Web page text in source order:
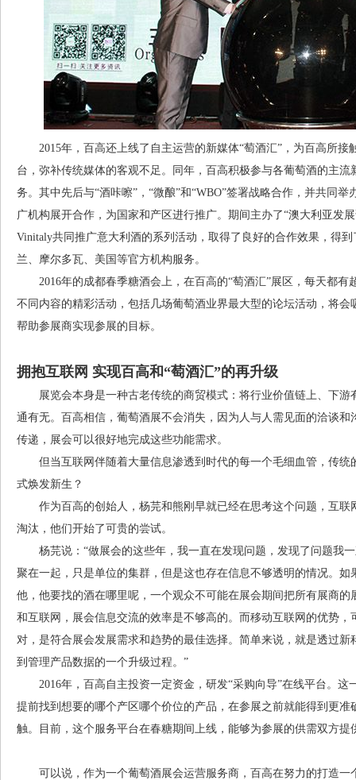
2015年，百高还上线了自主运营的新媒体“萄酒汇”，为百高所接
台，弥补传统媒体的客观不足。同年，百高积极参与各葡萄酒的主
务。其中先后与“酒咔嚓”，“微酿”和“WBO”签署战略合作，并共同
广机构展开合作，为国家和产区进行推广。期间主办了“澳大利亚发
Vinitaly共同推广意大利酒的系列活动，取得了良好的合作效果，得
兰、摩尔多瓦、美国等官方机构服务。
2016年的成都春季糖酒会上，在百高的“萄酒汇”展区，每天都有
不同内容的精彩活动，包括几场葡萄酒业界最大型的论坛活动，将
帮助参展商实现参展的目标。
拥抱互联网 实现百高和“萄酒汇”的再升级
展览会本身是一种古老传统的商贸模式：将行业价值链上、下游
通有无。百高相信，葡萄酒展不会消失，因为人与人需见面的洽谈
传递，展会可以很好地完成这些功能需求。
但当互联网伴随着大量信息渗透到时代的每一个毛细血管，传统
式焕发新生？
作为百高的创始人，杨芫和熊刚早就已经在思考这个问题，互联
淘汰，他们开始了可贵的尝试。
杨芫说：“做展会的这些年，我一直在发现问题，发现了问题我
聚在一起，只是单位的集群，但是这也存在信息不够透明的情况。
他，他要找的酒在哪里呢，一个观众不可能在展会期间把所有展商
和互联网，展会信息交流的效率是不够高的。而移动互联网的优势
对，是符合展会发展需求和趋势的最佳选择。简单来说，就是透过
到管理产品数据的一个升级过程。”
2016年，百高自主投资一定资金，研发“采购向导”在线平台。这
提前找到想要的哪个产区哪个价位的产品，在参展之前就能得到更
触。目前，这个服务平台在春糖期间上线，能够为参展的供需双方提
可以说，作为一个葡萄酒展会运营服务商，百高在努力的打造一